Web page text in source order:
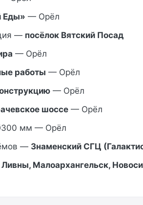
Еды» — Орёл
— посёлок Вятский Посад
— Орёл
работы — Орёл
— Орёл
шоссе — Орёл
мм — Орёл
— Знаменский СГЦ
Ливны, Малоархангельск,